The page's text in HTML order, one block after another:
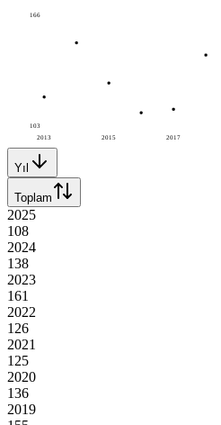
2013 2015 2017
166
103
Yıl
Toplam
2025
108
2024
138
2023
161
2022
126
2021
125
2020
136
2019